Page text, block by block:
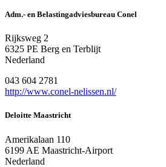
Adm.- en Belastingadviesbureau Conel
Rijksweg 2
6325 PE Berg en Terblijt
Nederland
043 604 2781
http://www.conel-nelissen.nl/
Deloitte Maastricht
Amerikalaan 110
6199 AE Maastricht-Airport
Nederland